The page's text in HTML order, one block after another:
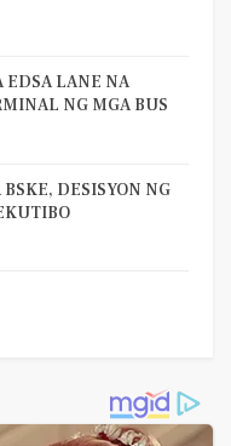
EDSA LANE NA
NG MGA BUS
DESISYON NG